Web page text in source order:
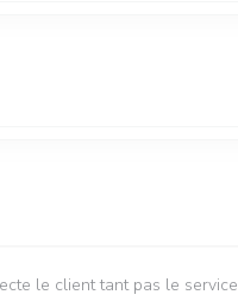
le client tant pas le